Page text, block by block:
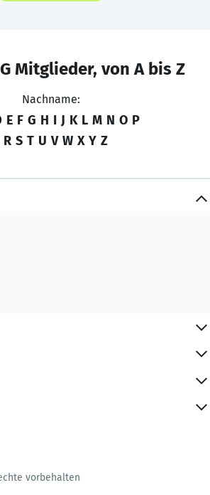
Mitglieder, von A bis Z
Nachname:
E F G H I J K L M N O P
R S T U V W X Y Z
vorbehalten